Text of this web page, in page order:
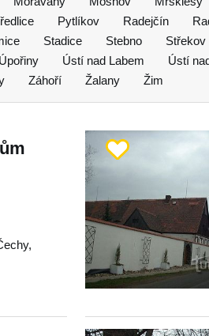
Pytlíkov Radejčín
Stadice Stebno Střekov
Úpořiny Ústí nad Labem Ústí
Záhoří Žalany Žim
,